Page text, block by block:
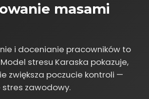
masami
i docenianie pracowników to
stresu Karaska pokazuje,
zwiększa poczucie kontroli —
zawodowy.